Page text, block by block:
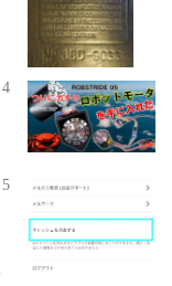
4
5